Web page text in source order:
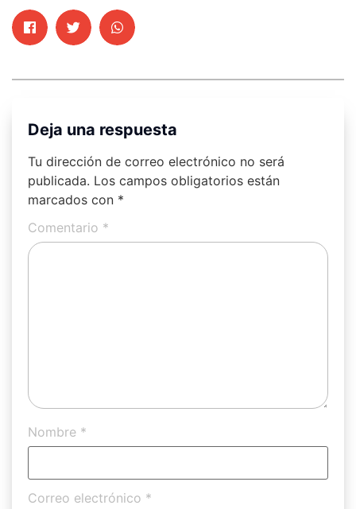
Deja una respuesta
Tu dirección de correo electrónico no será
publicada. Los campos obligatorios están
marcados con *
Comentario *
Nombre *
Correo electrónico *